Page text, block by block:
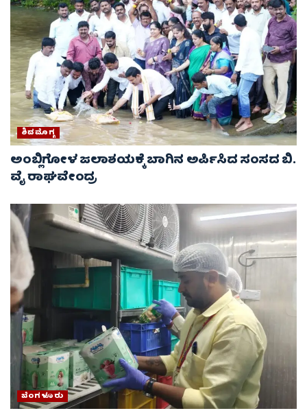
ಶಿವಮೊಗ್ಗ
ಅಂಬ್ಲಿಗೋಳ ಜಲಾಶಯಕ್ಕೆ ಬಾಗಿನ ಅರ್ಪಿಸಿದ ಸಂಸದ ಬಿ.
ವೈ ರಾಘವೇಂದ್ರ
ಬೆಂಗಳೂರು